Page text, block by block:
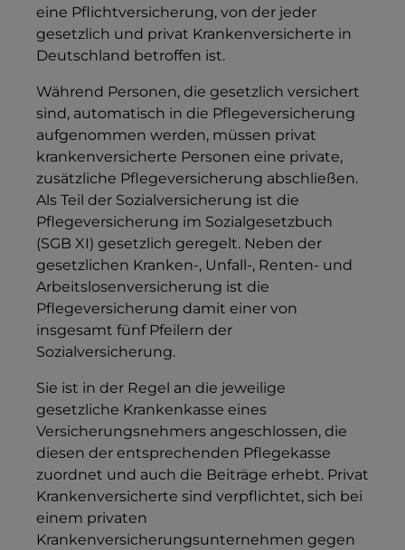
eine Pflichtversicherung, von der jeder
gesetzlich und privat Krankenversicherte in
Deutschland betroffen ist.
Während Personen, die gesetzlich versichert
sind, automatisch in die Pflegeversicherung
aufgenommen werden, müssen privat
krankenversicherte Personen eine private,
zusätzliche Pflegeversicherung abschließen.
Als Teil der Sozialversicherung ist die
Pflegeversicherung im Sozialgesetzbuch
(SGB XI) gesetzlich geregelt. Neben der
gesetzlichen Kranken-, Unfall-, Renten- und
Arbeitslosenversicherung ist die
Pflegeversicherung damit einer von
insgesamt fünf Pfeilern der
Sozialversicherung.
Sie ist in der Regel an die jeweilige
gesetzliche Krankenkasse eines
Versicherungsnehmers angeschlossen, die
diesen der entsprechenden Pflegekasse
zuordnet und auch die Beiträge erhebt. Privat
Krankenversicherte sind verpflichtet, sich bei
einem privaten
Krankenversicherungsunternehmen gegen